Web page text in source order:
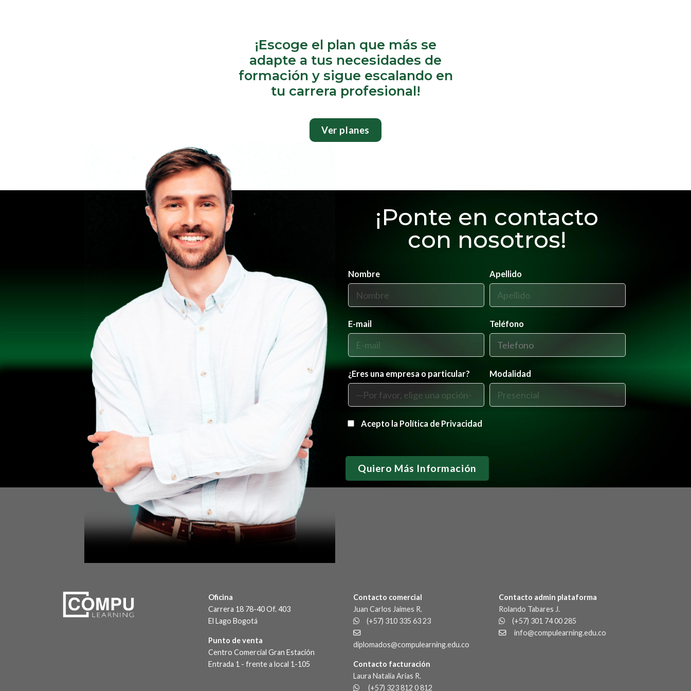
¡Escoge el plan que más se
adapte a tus necesidades de
formación y sigue escalando en
tu carrera profesional!
Ver planes
¡Ponte en contacto
con nosotros!
Nombre Apellido
E-mail Teléfono
¿Eres una empresa o particular? Modalidad
Acepto la Política de Privacidad
Oficina
Carrera 18 78-40 Of. 403
El Lago Bogotá
Punto de venta
Centro Comercial Gran Estación
Entrada 1 - frente a local 1-105
Contacto comercial
Juan Carlos Jaimes R.
(+57) 310 335 63 23
diplomados@compulearning.edu.co
Contacto facturación
Laura Natalia Arias R.
(+57) 323 812 0 812
Contacto admin plataforma
Rolando Tabares J.
(+57) 301 74 00 285
info@compulearning.edu.co